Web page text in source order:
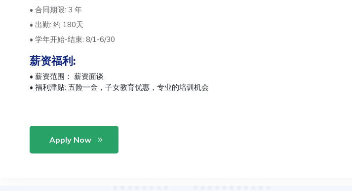
• 合同期限: 3 年
• 出勤: 约 180天
• 学年开始-结束: 8/1-6/30
薪资福利:
• 薪资范围： 薪资面谈
• 福利津贴: 五险一金，子女教育优惠，专业的培训机会
Apply Now